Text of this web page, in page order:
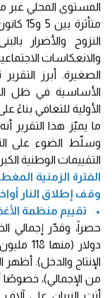
النزوح والأضرار
والانعكاسات
الصغيرة. أبرز
الأساسية في ظل
الأولية للتعافي بناءً
ما يميّز هذا التقرير
وسلّط الضوء على
التقييمات الوطنية
الفترة الزمنية
وقف إطلاق النار أواخر
• تقييم منظمة
من الإجمالي)، خصوصًا